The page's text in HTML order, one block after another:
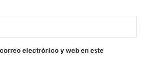
electrónico y web en este